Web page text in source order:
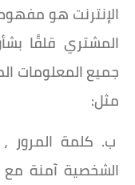
الإنترنت هو
المشتري قلقًا
جميع المعلومات
مثل:
ب. كلمة المرور
الشخصية آمنة مع